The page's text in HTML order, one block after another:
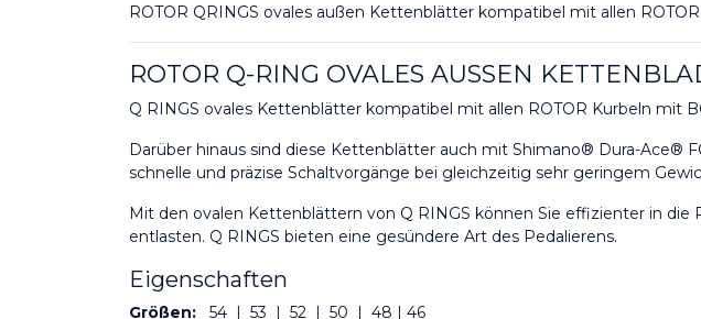
ROTOR QRINGS ovales außen Kettenblätter kompatibel mit allen
ROTOR Q-RING OVALES AUSSEN KETTENBLAD
Q RINGS ovales Kettenblätter kompatibel mit allen ROTOR Kurbeln mit
Darüber hinaus sind diese Kettenblätter auch mit Shimano® Dura-
schnelle und präzise Schaltvorgänge bei gleichzeitig sehr geringem
Mit den ovalen Kettenblättern von Q RINGS können Sie effizienter in
entlasten. Q RINGS bieten eine gesündere Art des Pedalierens.
Eigenschaften
Größen: 54 | 53 | 52 | 50 | 48 | 46